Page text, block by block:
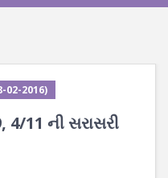
02-2016)
11 ની સરાસરી